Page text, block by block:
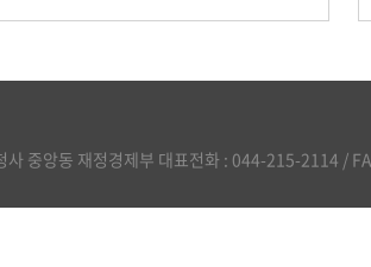
사 중앙동 재정경제부 대표전화 : 044-215-2114 /